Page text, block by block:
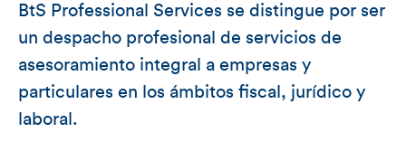
BtS Professional Services se distingue por ser
un despacho profesional de servicios de
asesoramiento integral a empresas y
particulares en los ámbitos fiscal, jurídico y
laboral.